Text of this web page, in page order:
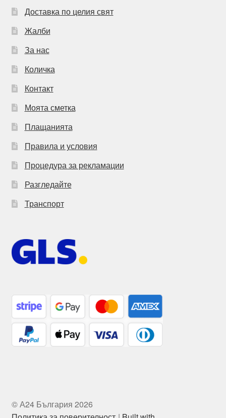
Доставка по целия свят
Жалби
За нас
Количка
Контакт
Моята сметка
Плащанията
Правила и условия
Процедура за рекламации
Разгледайте
Транспорт
© А24 България 2026